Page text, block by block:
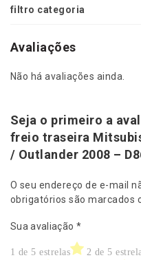
O
t
a
2
0
8
-
8
filtro categoria
Avaliações
Não há avaliações ainda.
Seja o primeiro a
freio traseira
/ Outlander 2008 –
O seu endereço de e-mail
obrigatórios são marcados
Sua avaliação *
1 de 5 estrelas 2 de 5